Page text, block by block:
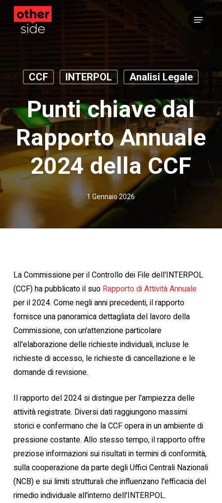
contenuto
CCF INTERPOL Analisi Legale
Punti chiave dal
Rapporto Annuale
2024 della CCF
1 Gennaio 2026
La Commissione per il Controllo dei File dell'INTERPOL
(CCF) ha pubblicato il suo Rapporto di Attività Annuale
per il 2024. Come negli anni precedenti, il rapporto
fornisce una panoramica dettagliata del lavoro della
Commissione, con un'attenzione particolare
all'elaborazione delle richieste individuali, incluse le
richieste di accesso, le richieste di cancellazione e le
domande di revisione.
Il rapporto del 2024 si distingue per l'ampiezza delle
attività registrate. Diversi dati raggiungono massimi
storici e confermano che la CCF opera in un ambiente di
pressione costante. Allo stesso tempo, il rapporto offre
preziose informazioni sui risultati in termini di conformità,
sulla cooperazione da parte degli Uffici Centrali Nazionali
(NCB) e sui limiti strutturali che influenzano l'efficacia del
rimedio individuale all'interno dell'INTERPOL.